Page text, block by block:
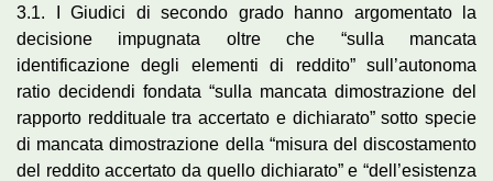
3.1. I Giudici di secondo grado hanno argomentato la
decisione impugnata oltre che “sulla mancata
identificazione degli elementi di reddito” sull’autonoma
ratio decidendi fondata “sulla mancata dimostrazione del
rapporto reddituale tra accertato e dichiarato” sotto specie
di mancata dimostrazione della “misura del discostamento
del reddito accertato da quello dichiarato” e “dell’esistenza